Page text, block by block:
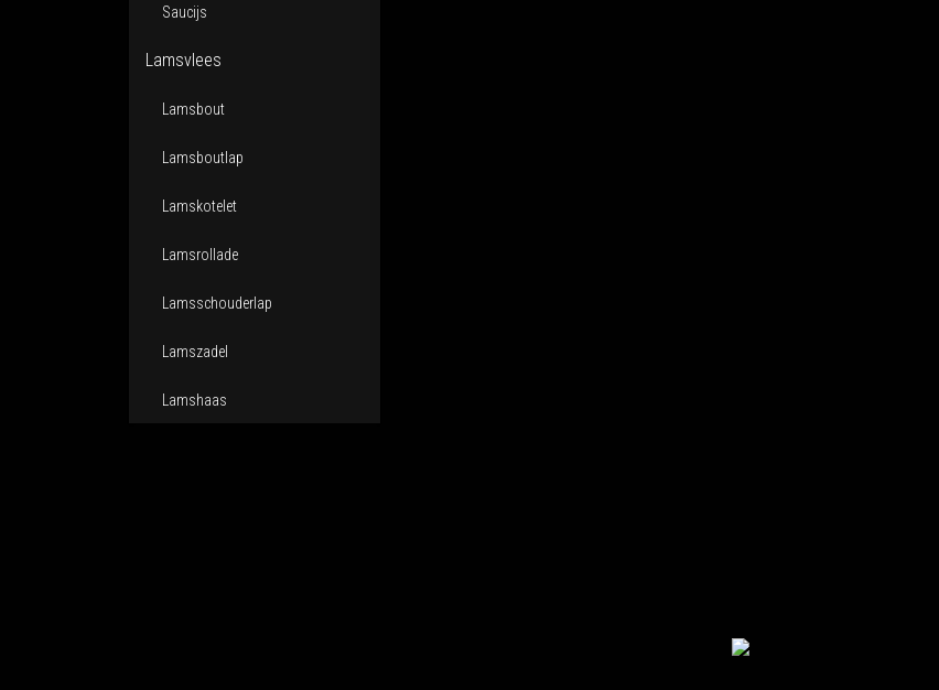
Saucijs
Lamsvlees
Lamsbout
Lamsboutlap
Lamskotelet
Lamsrollade
Lamsschouderlap
Lamszadel
Lamshaas